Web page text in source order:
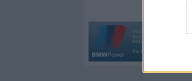
Vortāls BMWPower.lv
kopš 2002. gada 14. maija.
BMW AG.
Par BMWPower